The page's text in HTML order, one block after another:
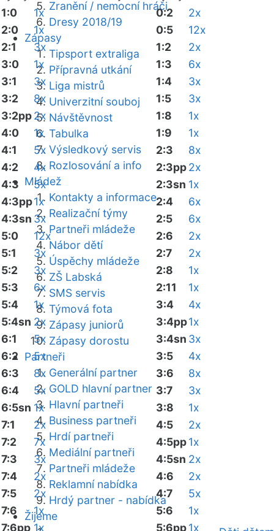
Zranění / nemocní hráči
Dresy 2018/19
Zápasy
Tipsport extraliga
Přípravná utkání
Liga mistrů
Univerzitní souboj
Návštěvnost
Tabulka
Výsledkový servis
Rozlosování a info
Mládež
Kontakty a informace
Realizační týmy
Partneři mládeže
Nábor dětí
Úspěchy mládeže
ZŠ Labská
SMS servis
Týmová fota
Zápasy juniorů
Zápasy dorostu
Partneři
Generální partner
GOLD hlavní partner
Hlavní partneři
Business partneři
Hrdí partneři
Mediální partneři
Partneři mládeže
Reklamní nabídka
Hrdý partner - nabídka
Žijeme
1:0
1x
2:0
1x
2:1
3x
3:0
1x
3:1
3x
3:2
8x
3:2pp2x
4:0
1x
4:1
5x
4:2
4x
4:3
5x
4:3pp1x
4:3sn 3x
5:0
12x
5:1
3x
5:2
3x
5:3
6x
5:4
1x
5:4sn 2x
6:1
5x
6:2
5x
6:3
8x
6:4
5x
6:5sn 1x
7:1
2x
7:2
7x
7:3
3x
7:4
2x
7:5
2x
7:6
1x
7:6pp 1x
0:2
2x
0:5
12x
1:2
2x
1:3
6x
1:4
3x
1:5
3x
1:8
1x
1:9
1x
2:3
8x
2:3pp2x
2:3sn 1x
2:4
6x
2:5
6x
2:6
2x
2:7
2x
2:8
1x
2:11
1x
3:4
4x
3:4pp1x
3:4sn 3x
3:5
4x
3:6
8x
3:7
3x
3:8
1x
4:5
2x
4:5pp1x
4:5sn 2x
4:6
2x
4:7
5x
5:6
1x
5:6pp1x